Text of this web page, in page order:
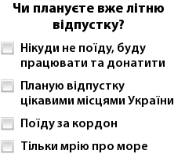
Чи плануєте вже літню
відпустку?
Нікуди не поїду, буду
працювати та донатити
Планую відпустку
цікавими місцями України
Поїду за кордон
Тільки мрію про море